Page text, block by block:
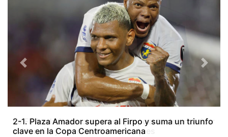
La FIFA admite errores en su propuesta de privatizar
el Mundial y no tolerará más ataques
Previous Next